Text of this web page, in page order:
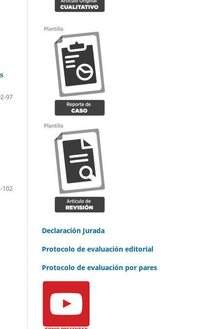
97
102
Declaración Jurada
Protocolo de evaluación editorial
Protocolo de evaluación por pares